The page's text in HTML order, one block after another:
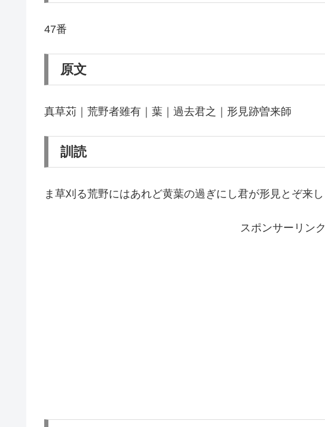
47番
原文
真草苅｜荒野者雖有｜葉｜過去君之｜形見跡曽来師
訓読
ま草刈る荒野にはあれど黄葉の過ぎにし君が形見とぞ来し
スポンサーリンク